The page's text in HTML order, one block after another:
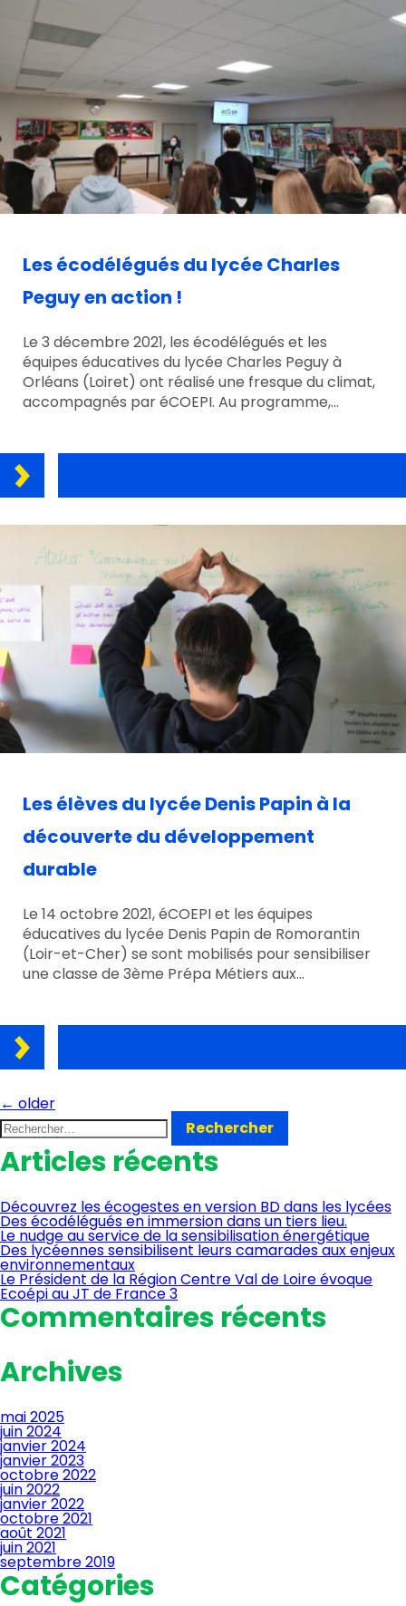
Les écodélégués du lycée Charles
Peguy en action !
Le 3 décembre 2021, les écodélégués et les
équipes éducatives du lycée Charles Peguy à
Orléans (Loiret) ont réalisé une fresque du climat,
accompagnés par éCOEPI. Au programme,…
Les élèves du lycée Denis Papin à la
découverte du développement
durable
Le 14 octobre 2021, éCOEPI et les équipes
éducatives du lycée Denis Papin de Romorantin
(Loir-et-Cher) se sont mobilisés pour sensibiliser
une classe de 3ème Prépa Métiers aux…
Navigation des articles
← older
Rechercher :
Articles récents
Découvrez les écogestes en version BD dans les lycées
Des écodélégués en immersion dans un tiers lieu.
Le nudge au service de la sensibilisation énergétique
Des lycéennes sensibilisent leurs camarades aux enjeux
environnementaux
Le Président de la Région Centre Val de Loire évoque
Ecoépi au JT de France 3
Commentaires récents
Archives
mai 2025
juin 2024
janvier 2024
janvier 2023
octobre 2022
juin 2022
janvier 2022
octobre 2021
août 2021
juin 2021
septembre 2019
Catégories